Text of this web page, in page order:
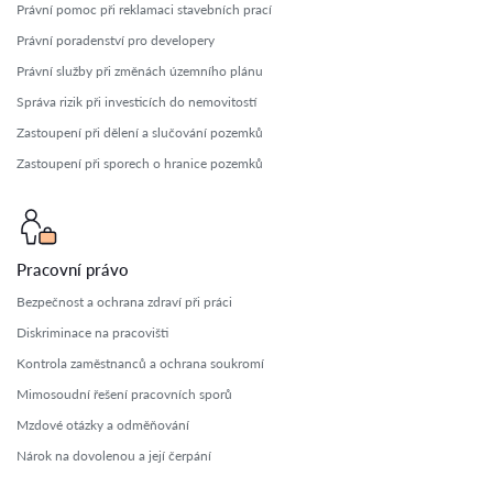
Právní pomoc při reklamaci stavebních prací
Právní poradenství pro developery
Právní služby při změnách územního plánu
Správa rizik při investicích do nemovitostí
Zastoupení při dělení a slučování pozemků
Zastoupení při sporech o hranice pozemků
Pracovní právo
Bezpečnost a ochrana zdraví při práci
Diskriminace na pracovišti
Kontrola zaměstnanců a ochrana soukromí
Mimosoudní řešení pracovních sporů
Mzdové otázky a odměňování
Nárok na dovolenou a její čerpání